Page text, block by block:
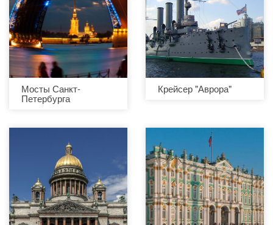
Мосты Санкт-
Петербурга
Крейсер "Аврора"